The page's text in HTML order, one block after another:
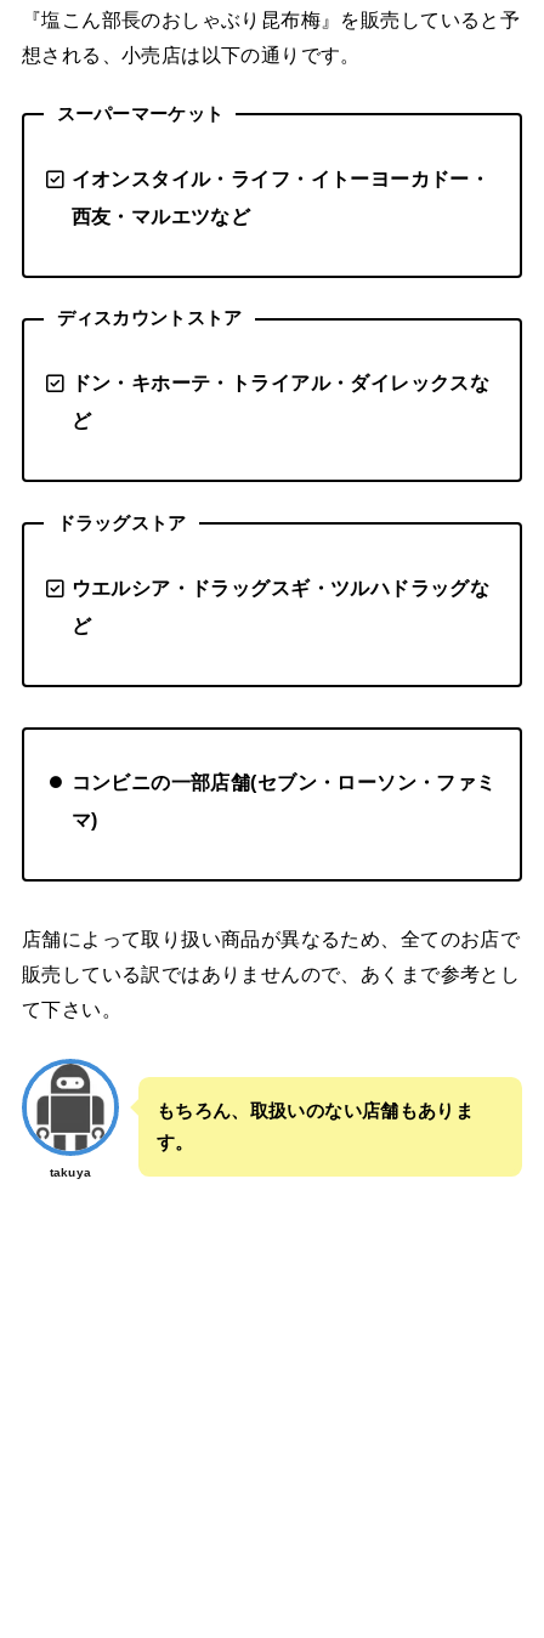
『塩こん部長のおしゃぶり昆布梅』を販売していると予
想される、小売店は以下の通りです。
スーパーマーケット
イオンスタイル・ライフ・イトーヨーカドー・
西友・マルエツなど
ディスカウントストア
ドン・キホーテ・トライアル・ダイレックスな
ど
ドラッグストア
ウエルシア・ドラッグスギ・ツルハドラッグな
ど
コンビニの一部店舗(セブン・ローソン・ファミ
マ)
店舗によって取り扱い商品が異なるため、全てのお店で
販売している訳ではありませんので、あくまで参考とし
て下さい。
takuya
もちろん、取扱いのない店舗もありま
す。